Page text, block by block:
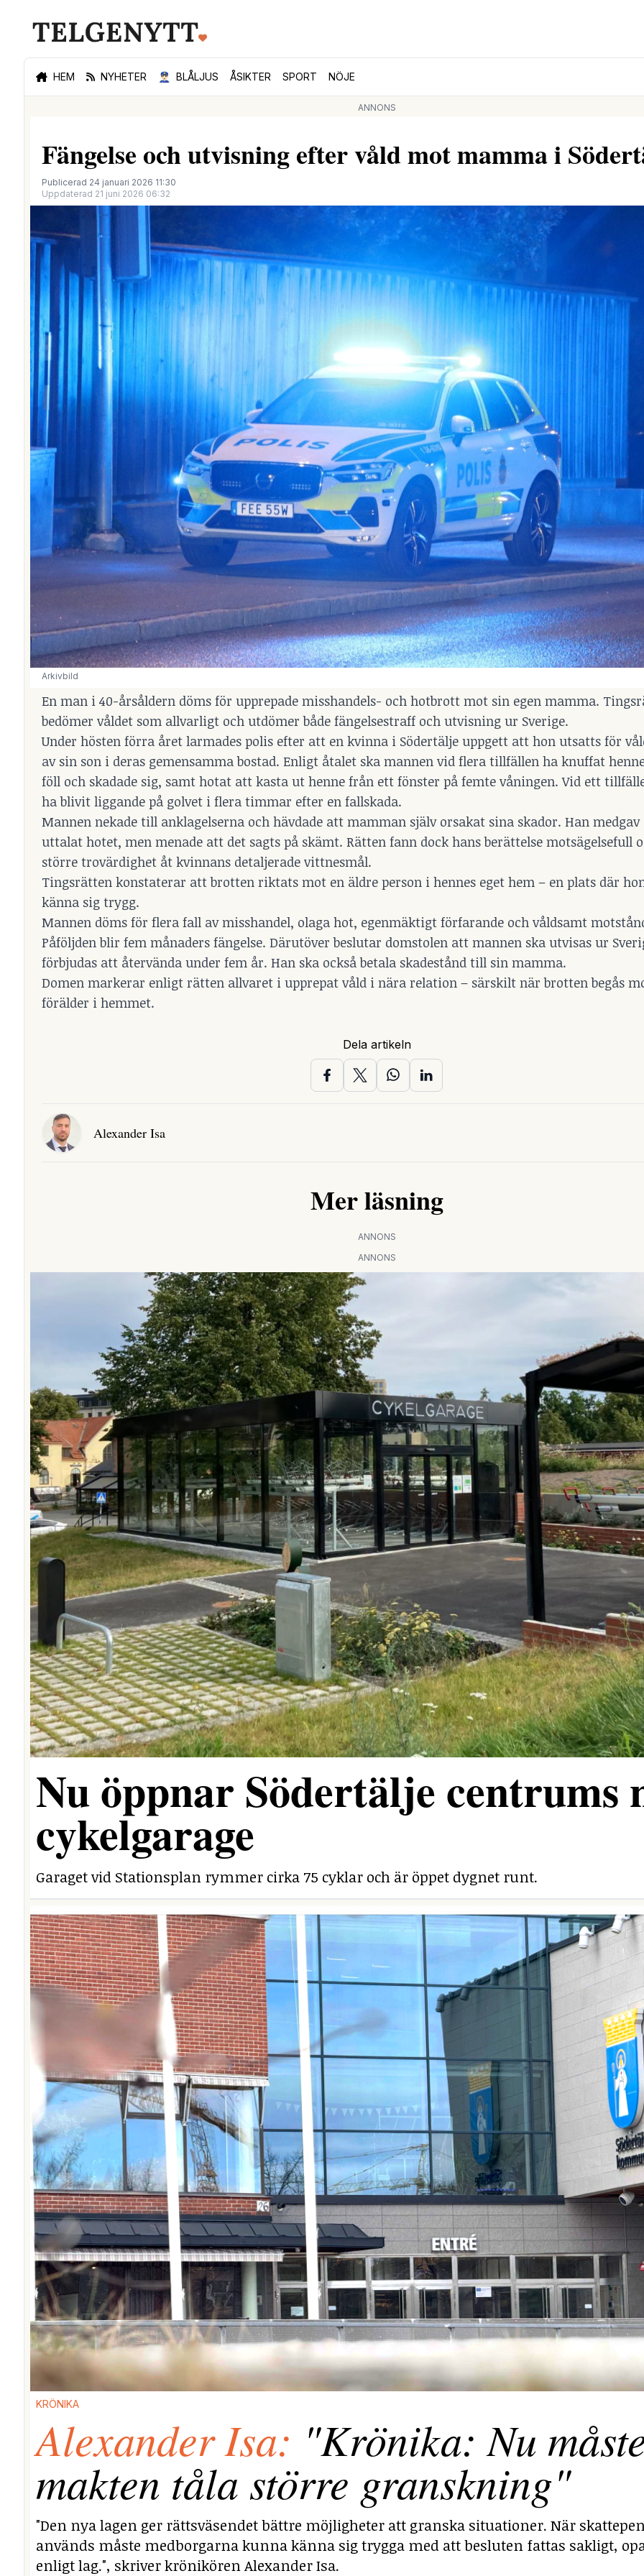
HEM NYHETER 👮🏻‍♂️ BLÅLJUS ÅSIKTER SPORT NÖJE
ANNONS
Fängelse och utvisning efter våld mot mamma i
Publicerad 24 januari 2026 11:30
Uppdaterad 21 juni 2026 06:32
Arkivbild
En man i 40-årsåldern döms för upprepade misshandels- och hotbrott mot sin egen mamma.
bedömer våldet som allvarligt och utdömer både fängelsestraff och utvisning ur Sverige.
Under hösten förra året larmades polis efter att en kvinna i Södertälje uppgett att hon utsatts för
av sin son i deras gemensamma bostad. Enligt åtalet ska mannen vid flera tillfällen ha knuffat
föll och skadade sig, samt hotat att kasta ut henne från ett fönster på femte våningen. Vid ett
ha blivit liggande på golvet i flera timmar efter en fallskada.
Mannen nekade till anklagelserna och hävdade att mamman själv orsakat sina skador. Han
uttalat hotet, men menade att det sagts på skämt. Rätten fann dock hans berättelse motsägelsefull
större trovärdighet åt kvinnans detaljerade vittnesmål.
Tingsrätten konstaterar att brotten riktats mot en äldre person i hennes eget hem – en plats där
känna sig trygg.
Mannen döms för flera fall av misshandel, olaga hot, egenmäktigt förfarande och våldsamt
Påföljden blir fem månaders fängelse. Därutöver beslutar domstolen att mannen ska utvisas ur
förbjudas att återvända under fem år. Han ska också betala skadestånd till sin mamma.
Domen markerar enligt rätten allvaret i upprepat våld i nära relation – särskilt när brotten begås
förälder i hemmet.
Dela artikeln
Alexander Isa
Mer läsning
ANNONS
ANNONS
Nu öppnar Södertälje centrums
cykelgarage
Garaget vid Stationsplan rymmer cirka 75 cyklar och är öppet dygnet runt.
KRÖNIKA
Alexander Isa: "Krönika: Nu
makten tåla större granskning"
"Den nya lagen ger rättsväsendet bättre möjligheter att granska situationer. När
används måste medborgarna kunna känna sig trygga med att besluten fattas sakligt,
enligt lag.", skriver krönikören Alexander Isa.